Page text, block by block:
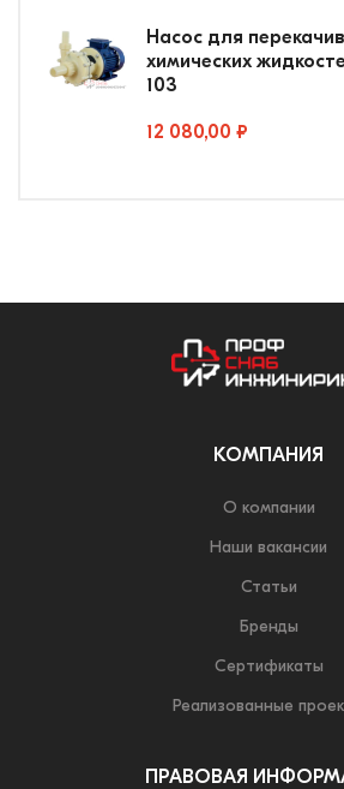
Насос для
химических
103
12 080,00 ₽
КОМПАНИЯ
О компании
Наши вакансии
Статьи
Бренды
Сертификаты
Реализованные
ПРАВОВАЯ